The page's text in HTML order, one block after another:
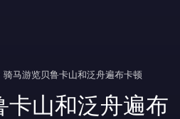
骑马游览贝鲁卡山和泛舟遍布卡顿
卡山和泛舟遍布